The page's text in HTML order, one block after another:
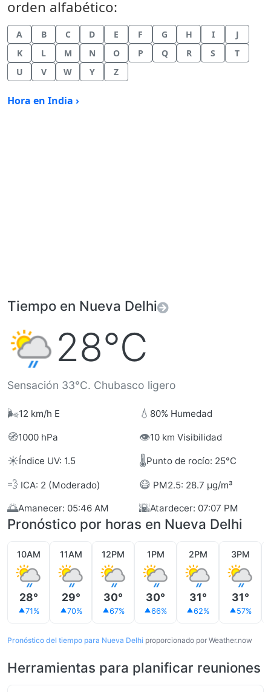
orden alfabético:
A B C D E F G H I
J
K
L M N O P Q R S
T
U
V W Y Z
Hora en India ›
Tiempo en Nueva Delhi
28°C
Sensación 33°C. Chubasco ligero
🌬️12 km/h E 💧 80% Humedad
🧭1000 hPa 👁️10 km Visibilidad
☀️Índice UV: 1.5 🌡️Punto de rocío: 25°C
💨 ICA: 2 (Moderado) 😷 PM2.5: 28.7 µg/m³
🌅Amanecer: 05:46 AM 🌇Atardecer: 07:07 PM
Pronóstico por horas en Nueva Delhi
10AM
28°
71%
11AM
29°
70%
12PM
30°
67%
1PM
30°
66%
2PM
31°
62%
3PM
31°
57%
Pronóstico del tiempo para Nueva Delhi proporcionado por Weather.now
Herramientas para planificar reuniones